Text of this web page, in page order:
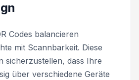
Codes balancieren
mit Scannbarkeit. Diese
sicherzustellen, dass Ihre
über verschiedene Geräte